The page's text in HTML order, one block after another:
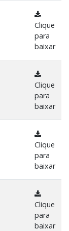
Clique
para
baixar
Clique
para
baixar
Clique
para
baixar
Clique
para
baixar